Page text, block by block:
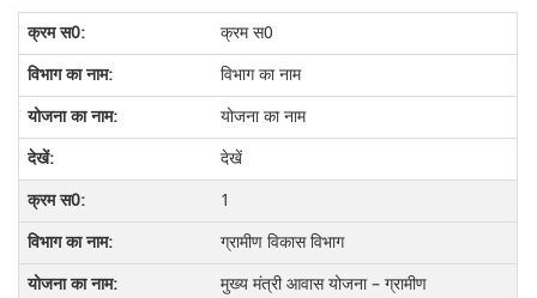
क्रम स0
विभाग का नाम
योजना का नाम
देखें
1
ग्रामीण विकास विभाग
मुख्य मंत्री आवास योजना – ग्रामीण